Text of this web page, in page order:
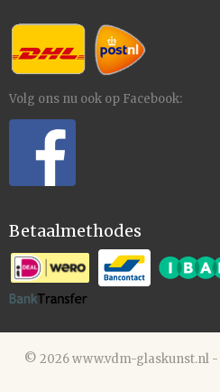
Volg ons nu ook op Facebook:
Betaalmethodes
© 2026 www.vdm-glaskunst.nl